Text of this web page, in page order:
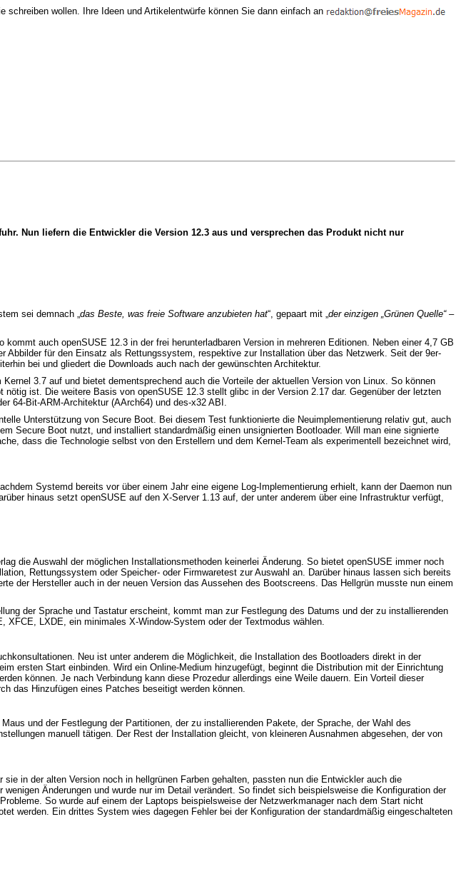
schreiben wollen. Ihre Ideen und Artikelentwürfe können Sie dann einfach an
Nun liefern die Entwickler die Version 12.3 aus und versprechen das Produkt nicht nur
sei demnach „das Beste, was freie Software anzubieten hat“, gepaart mit „der einzigen „Grünen Quelle“ –
auch openSUSE 12.3 in der frei herunterladbaren Version in mehreren Editionen. Neben einer 4,7 GB
für den Einsatz als Rettungssystem, respektive zur Installation über das Netzwerk. Seit der 9er-
bei und gliedert die Downloads auch nach der gewünschten Architektur.
3.7 auf und bietet dementsprechend auch die Vorteile der aktuellen Version von Linux. So können
ist. Die weitere Basis von openSUSE 12.3 stellt glibc in der Version 2.17 dar. Gegenüber der letzten
64-Bit-ARM-Architektur (AArch64) und des-x32 ABI.
Unterstützung von Secure Boot. Bei diesem Test funktionierte die Neuimplementierung relativ gut, auch
Secure Boot nutzt, und installiert standardmäßig einen unsignierten Bootloader. Will man eine signierte
dass die Technologie selbst von den Erstellern und dem Kernel-Team als experimentell bezeichnet wird,
Systemd bereits vor über einem Jahr eine eigene Log-Implementierung erhielt, kann der Daemon nun
hinaus setzt openSUSE auf den X-Server 1.13 auf, der unter anderem über eine Infrastruktur verfügt,
die Auswahl der möglichen Installationsmethoden keinerlei Änderung. So bietet openSUSE immer noch
Rettungssystem oder Speicher- oder Firmwaretest zur Auswahl an. Darüber hinaus lassen sich bereits
der Hersteller auch in der neuen Version das Aussehen des Bootscreens. Das Hellgrün musste nun einem
der Sprache und Tastatur erscheint, kommt man zur Festlegung des Datums und der zu installierenden
LXDE, ein minimales X-Window-System oder der Textmodus wählen.
Neu ist unter anderem die Möglichkeit, die Installation des Bootloaders direkt in der
ersten Start einbinden. Wird ein Online-Medium hinzugefügt, beginnt die Distribution mit der Einrichtung
können. Je nach Verbindung kann diese Prozedur allerdings eine Weile dauern. Ein Vorteil dieser
das Hinzufügen eines Patches beseitigt werden können.
und der Festlegung der Partitionen, der zu installierenden Pakete, der Sprache, der Wahl des
manuell tätigen. Der Rest der Installation gleicht, von kleineren Ausnahmen abgesehen, der von
in der alten Version noch in hellgrünen Farben gehalten, passten nun die Entwickler auch die
Änderungen und wurde nur im Detail verändert. So findet sich beispielsweise die Konfiguration der
So wurde auf einem der Laptops beispielsweise der Netzwerkmanager nach dem Start nicht
werden. Ein drittes System wies dagegen Fehler bei der Konfiguration der standardmäßig eingeschalteten